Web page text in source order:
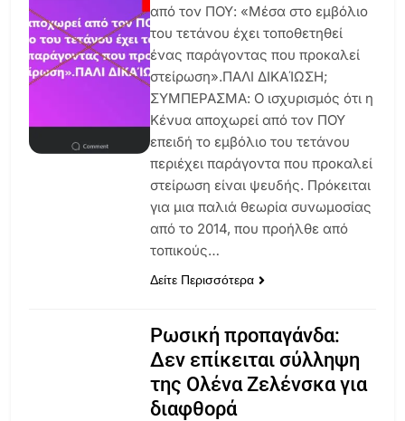
από τον ΠΟΥ: «Μέσα στο εμβόλιο
του τετάνου έχει τοποθετηθεί
ένας παράγοντας που προκαλεί
στείρωση».ΠΑΛΙ ΔΙΚΑΊΩΣΗ;
ΣΥΜΠΕΡΑΣΜΑ: Ο ισχυρισμός ότι η
Κένυα αποχωρεί από τον ΠΟΥ
επειδή το εμβόλιο του τετάνου
περιέχει παράγοντα που προκαλεί
στείρωση είναι ψευδής. Πρόκειται
για μια παλιά θεωρία συνωμοσίας
από το 2014, που προήλθε από
τοπικούς…
Δείτε Περισσότερα
Ρωσική προπαγάνδα:
Δεν επίκειται σύλληψη
της Ολένα Ζελένσκα για
διαφθορά